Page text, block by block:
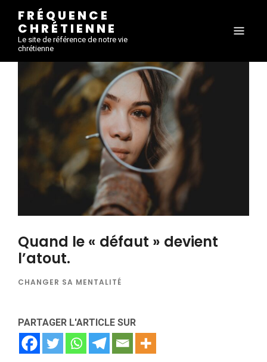
FRÉQUENCE
CHRÉTIENNE
Le site de référence de notre vie
chrétienne
Quand le « défaut » devient
l’atout.
CHANGER SA MENTALITÉ
PARTAGER L'ARTICLE SUR